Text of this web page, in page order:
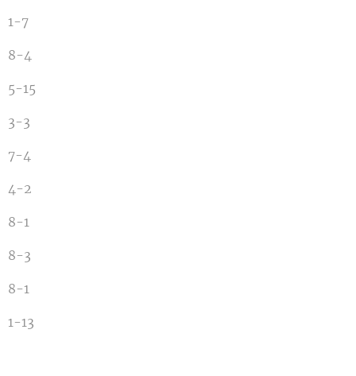
1-7
8-4
5-15
3-3
7-4
4-2
8-1
8-3
8-1
1-13